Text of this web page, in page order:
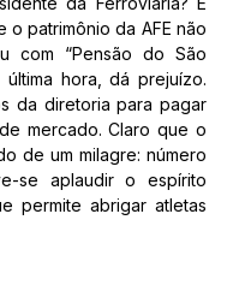
patrimônio da AFE não
com “Pensão do São
hora, dá prejuízo.
da diretoria para pagar
mercado. Claro que o
de um milagre: número
se aplaudir o espírito
permite abrigar atletas